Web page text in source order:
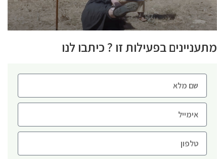
מתעניינים בפעילות זו ? כיתבו לנו